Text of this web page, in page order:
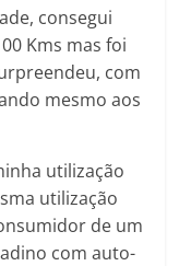
consegui
Kms mas foi
com
mesmo aos
utilização
utilização
de um
com auto-